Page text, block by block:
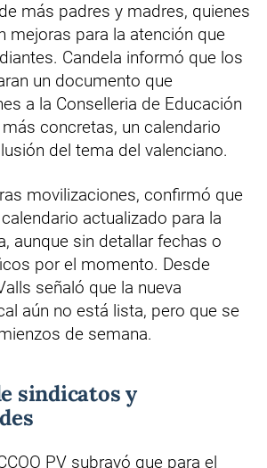
más padres y madres, quienes
mejoras para la atención que
Candela informó que los
un documento que
a la Conselleria de Educación
concretas, un calendario
del tema del valenciano.
movilizaciones, confirmó que
actualizado para la
aunque sin detallar fechas o
por el momento. Desde
señaló que la nueva
aún no está lista, pero que se
de semana.
sindicatos y
PV subrayó que para el